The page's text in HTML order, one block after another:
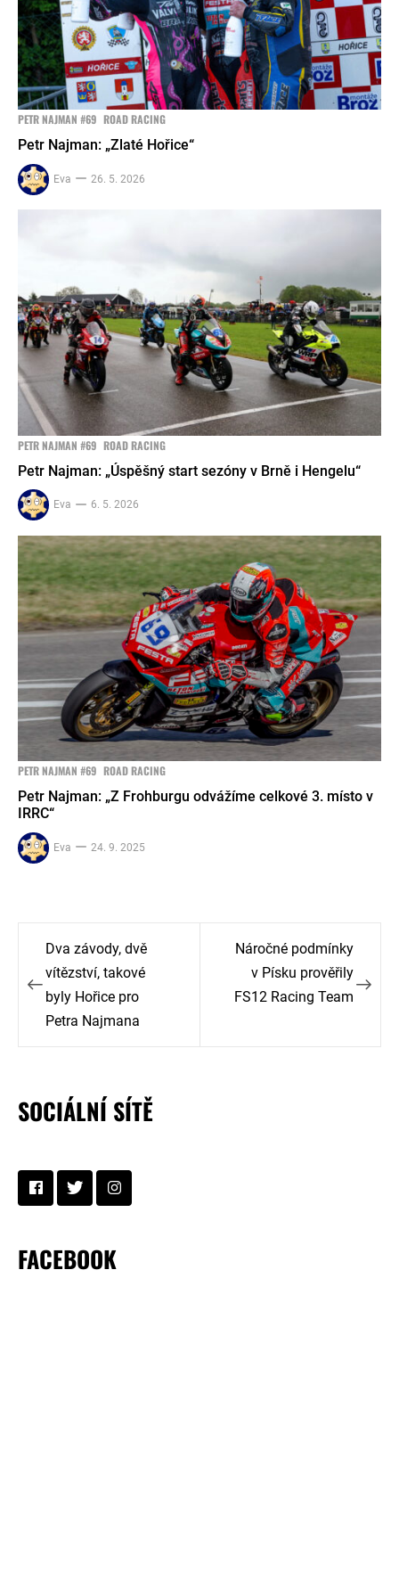
PETR NAJMAN #69 ROAD RACING
Petr Najman: „Zlaté Hořice“
Eva 26. 5. 2026
PETR NAJMAN #69 ROAD RACING
Petr Najman: „Úspěšný start sezóny v Brně i Hengelu“
Eva 6. 5. 2026
PETR NAJMAN #69 ROAD RACING
Petr Najman: „Z Frohburgu odvážíme celkové 3. místo v
IRRC“
Eva 24. 9. 2025
Navigace
pro
příspěvek
Dva závody, dvě
vítězství, takové
byly Hořice pro
Petra Najmana
Náročné podmínky
v Písku prověřily
FS12 Racing Team
SOCIÁLNÍ SÍTĚ
FACEBOOK